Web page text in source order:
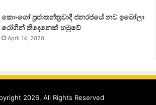
කොංගෝ ප්‍රජාතන්ත්‍රවාදී ජනරජයේ නව ඉබෝලා
රෝගීන් තිදෙනෙක් හමුවේ
April 14, 2020
2026, All Rights Reserved